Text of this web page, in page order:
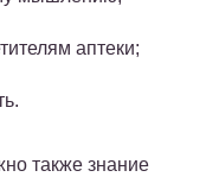
аптеки;
также знание